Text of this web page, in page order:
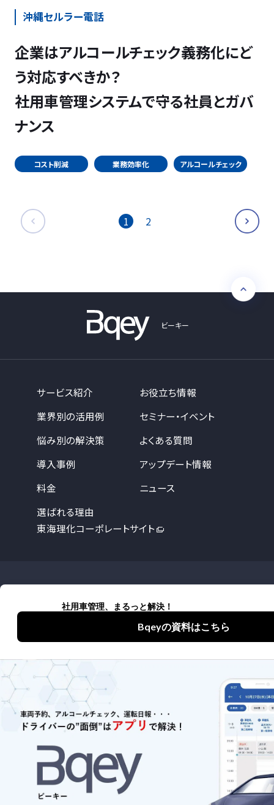
沖縄セルラー電話
企業はアルコールチェック義務化にど
う対応すべきか？
社用車管理システムで守る社員とガバ
ナンス
コスト削減 業務効率化 アルコールチェック
1 2
ビーキー
サービス紹介
お役立ち情報
業界別の活用例
セミナー・イベント
悩み別の解決策
よくある質問
導入事例
アップデート情報
料金
ニュース
選ばれる理由
東海理化コーポレートサイト
詳しくはお役立ち資料をご覧いただく
か、問い合わせください
お問い合わせ
プライバシーポリシー